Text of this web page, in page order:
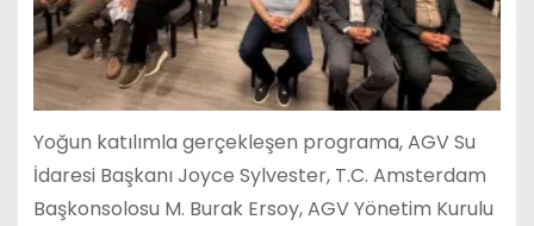
Yoğun katılımla gerçekleşen programa, AGV Su
İdaresi Başkanı Joyce Sylvester, T.C. Amsterdam
Başkonsolosu M. Burak Ersoy, AGV Yönetim Kurulu